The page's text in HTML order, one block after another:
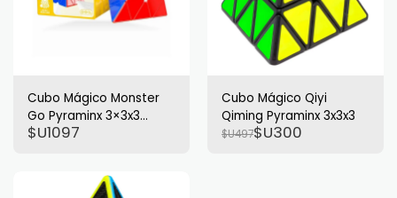
Cubo Mágico Monster
Go Pyraminx 3×3x3
Stickerless
$U1097
Cubo Mágico Qiyi
Qiming Pyraminx 3x3x3
$U497$U300